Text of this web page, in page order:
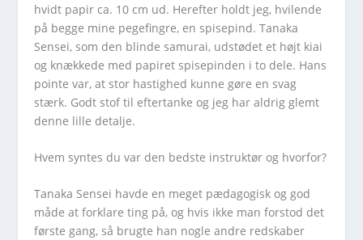
hvidt papir ca. 10 cm ud. Herefter holdt jeg, hvilende
på begge mine pegefingre, en spisepind. Tanaka
Sensei, som den blinde samurai, udstødet et højt kiai
og knækkede med papiret spisepinden i to dele. Hans
pointe var, at stor hastighed kunne gøre en svag
stærk. Godt stof til eftertanke og jeg har aldrig glemt
denne lille detalje.
Hvem syntes du var den bedste instruktør og hvorfor?
Tanaka Sensei havde en meget pædagogisk og god
måde at forklare ting på, og hvis ikke man forstod det
første gang, så brugte han nogle andre redskaber